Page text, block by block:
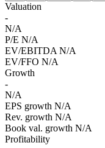
Valuation
-
N/A
P/E N/A
EV/EBITDA N/A
EV/FFO N/A
Growth
-
N/A
EPS growth N/A
Rev. growth N/A
Book val. growth N/A
Profitability